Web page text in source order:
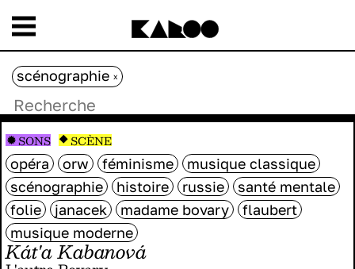
Kát'a Kabanová
opéra orw féminisme
musique classique
scénographie
histoire russie
santé mentale
folie
janacek madame bovary
flaubert
musique moderne
SONS SCÈNE
scénographie x